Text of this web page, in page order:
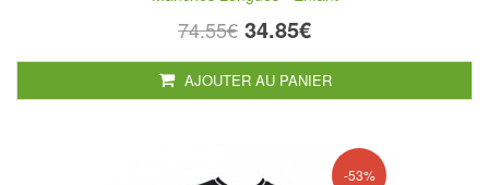
74.55€ 34.85€
AJOUTER AU PANIER
-53%